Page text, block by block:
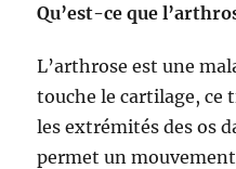
Qu’est-ce que
L’arthrose est une
touche le cartilage, ce
les extrémités des os
permet un